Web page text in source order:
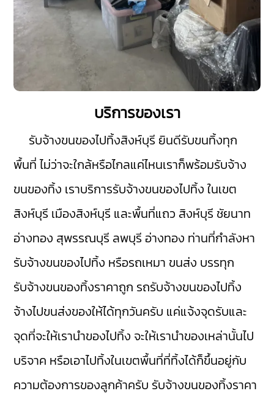
บริการของเรา
รับจ้างขนของไปทิ้งสิงห์บุรี ยินดีรับขนทิ้งทุก
พื้นที่ ไม่ว่าจะใกล้หรือไกลแค่ไหนเราก็พร้อมรับจ้าง
ขนของทิ้ง เราบริการรับจ้างขนของไปทิ้ง ในเขต
สิงห์บุรี เมืองสิงห์บุรี และพื้นที่แถว สิงห์บุรี ชัยนาท
อ่างทอง สุพรรณบุรี ลพบุรี อ่างทอง ท่านที่กำลังหา
รับจ้างขนของไปทิ้ง หรือรถเหมา ขนส่ง บรรทุก
รับจ้างขนของทิ้งราคาถูก รถรับจ้างขนของไปทิ้ง
จ้างไปขนส่งของให้ได้ทุกวันครับ แค่แจ้งจุดรับและ
จุดที่จะให้เรานำของไปทิ้ง จะให้เรานำของเหล่านั้นไป
บริจาค หรือเอาไปทิ้งในเขตพื้นที่ที่ทิ้งได้ก็ขึ้นอยู่กับ
ความต้องการของลูกค้าครับ รับจ้างขนของทิ้งราคา